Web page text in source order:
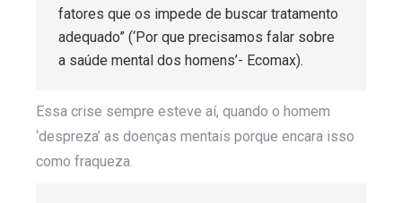
fatores que os impede de buscar tratamento
adequado” (‘Por que precisamos falar sobre
a saúde mental dos homens’- Ecomax).
Essa crise sempre esteve aí, quando o homem
‘despreza’ as doenças mentais porque encara isso
como fraqueza.